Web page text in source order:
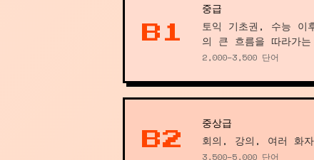
B1
중급
토익 기초권, 수능 이
의 큰 흐름을 따라가
2,000–3,500 단어
B2
중상급
회의, 강의, 여러 화자
3,500–5,000 단어